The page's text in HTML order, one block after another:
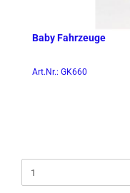
Baby Fahr­zeu­ge
Art.Nr.: GK660